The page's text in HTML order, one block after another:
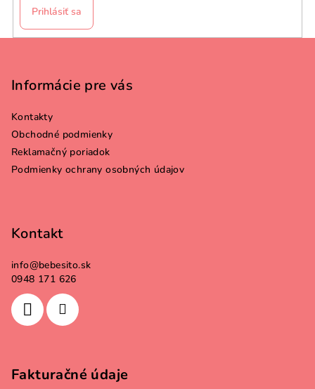
Prihlásiť sa
Informácie pre vás
Kontakty
Obchodné podmienky
Reklamačný poriadok
Podmienky ochrany osobných údajov
Kontakt
info@bebesito.sk
0948 171 626
Fakturačné údaje